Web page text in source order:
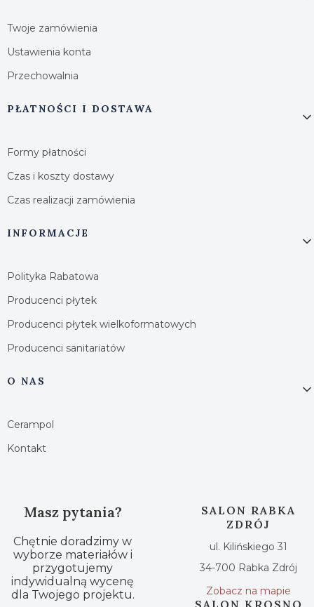
Twoje zamówienia
Ustawienia konta
Przechowalnia
PŁATNOŚCI I DOSTAWA
Formy płatności
Czas i koszty dostawy
Czas realizacji zamówienia
INFORMACJE
Polityka Rabatowa
Producenci płytek
Producenci płytek wielkoformatowych
Producenci sanitariatów
O NAS
Cerampol
Kontakt
Masz pytania?
Chętnie doradzimy w
wyborze materiałów i
przygotujemy
indywidualną wycenę
dla Twojego projektu.
SALON RABKA
ZDRÓJ
ul. Kilińskiego 31
34-700 Rabka Zdrój
Zobacz na mapie
SALON KROSNO